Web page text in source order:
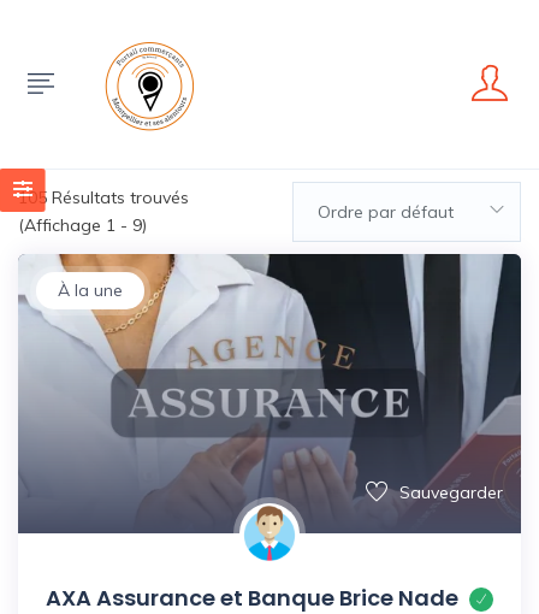
105 Résultats trouvés
(Affichage 1 - 9)
Ordre par défaut
À la une
Sauvegarder
AXA Assurance et Banque Brice Nade